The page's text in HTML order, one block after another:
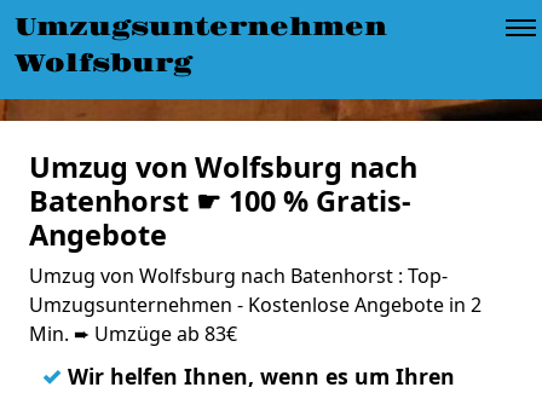
Umzugsunternehmen
Wolfsburg
Umzug von Wolfsburg nach
Batenhorst ☛ 100 % Gratis-
Angebote
Umzug von Wolfsburg nach Batenhorst : Top-
Umzugsunternehmen - Kostenlose Angebote in 2
Min. ➨ Umzüge ab 83€
✓ Wir helfen Ihnen, wenn es um Ihren